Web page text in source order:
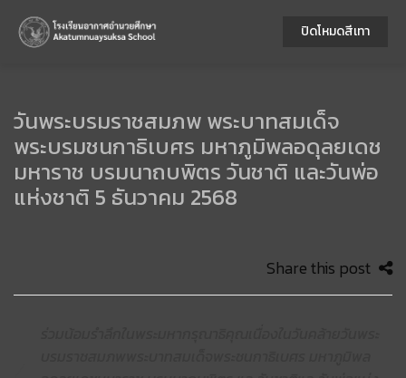
วันพระบรมราชสมภพ พระบาทสมเด็จ
พระบรมชนกาธิเบศร มหาภูมิพลอดุลยเดช
มหาราช บรมนาถบพิตร วันชาติ และวันพ่อ
แห่งชาติ 5 ธันวาคม 2568
Share this post
ปิดโหมดสีเทา